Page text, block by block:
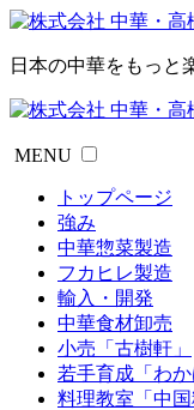
日本の中華をもっと
MENU
トップページ
強み
中華惣菜製造
フカヒレ製造
輸入・開発
中華食材卸売
小売「古樹軒」
若手育成「わか
料理教室「中国